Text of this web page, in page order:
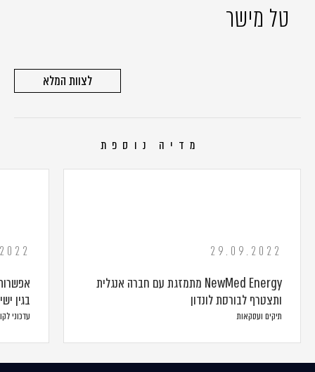
טל מישר
לצוות המלא
מדיה נוספת
29.09.2022
NewMed Energy מתמזגת עם חברה אנגלית
ותצטרף לבורסת לונדון
תיקים ועסקאות
בגין
עדכוני